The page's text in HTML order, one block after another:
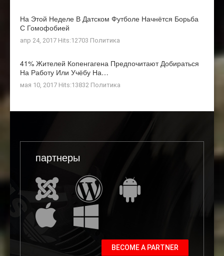
На Этой Неделе В Датском Футболе Начнётся Борьба
С Гомофобией
апр 24, 2017 Hits:12703 Политика
41% Жителей Копенгагена Предпочитают Добираться
На Работу Или Учёбу На…
мая 10, 2017 Hits:13832 Политика
партнеры
BECOME A PARTNER